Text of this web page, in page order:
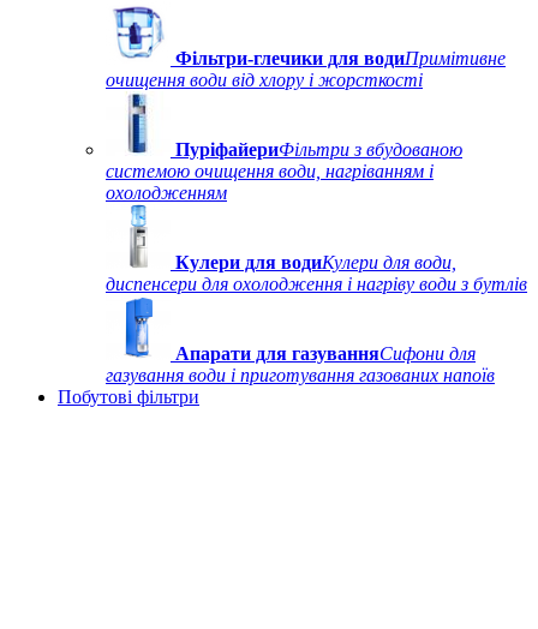
Фільтри-глечики для водиПримітивне
очищення води від хлору і жорсткості
ПуріфайериФільтри з вбудованою
системою очищення води, нагріванням і
охолодженням
Кулери для водиКулери для води,
диспенсери для охолодження і нагріву води з бутлів
Апарати для газуванняСифони для
газування води і приготування газованих напоїв
Побутові фільтри